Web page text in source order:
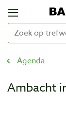
Agenda
Ambacht